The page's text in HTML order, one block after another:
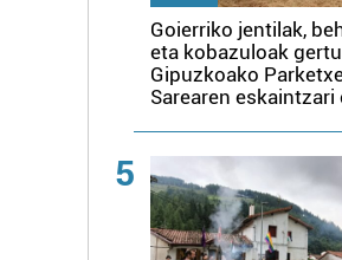
Goierriko jentilak,
eta kobazuloak
Gipuzkoako
Sarearen eskaintzari
5